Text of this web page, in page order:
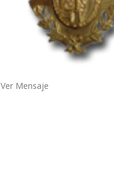
Ver Mensaje